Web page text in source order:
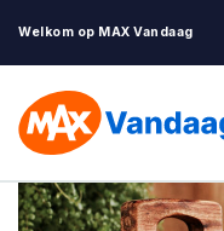
Welkom op MAX Vandaag